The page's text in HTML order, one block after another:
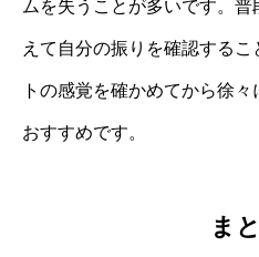
ムを失うことが多いです。
えて自分の振りを確認する
トの感覚を確かめてから徐
おすすめです。
ま